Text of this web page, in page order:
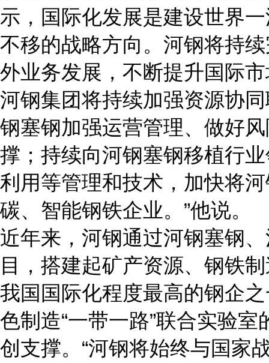
示，国际化发展是建设世界
不移的战略方向。河钢将持
外业务发展，不断提升国际
河钢集团将持续加强资源协
钢塞钢加强运营管理、做好
撑；持续向河钢塞钢移植行
利用等管理和技术，加快将
碳、智能钢铁企业。”他说。
近年来，河钢通过河钢塞钢
目，搭建起矿产资源、钢铁
我国国际化程度最高的钢企
色制造“一带一路”联合实验
创支撑。“河钢将始终与国家